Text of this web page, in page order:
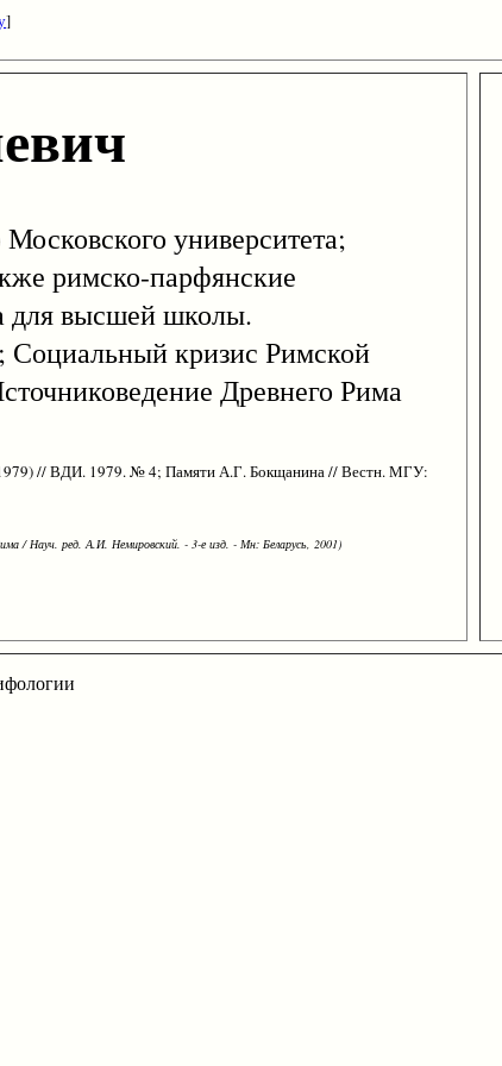
]
университета;
римско-парфянские
для высшей школы.
Социальный кризис Римской
Древнего Рима
// ВДИ. 1979. № 4; Памяти А.Г. Бокщанина // Вестн. МГУ:
/ Науч. ред. А.И. Немировский. - 3-е изд. - Мн: Беларусь, 2001)